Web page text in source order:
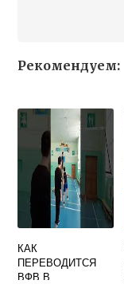
Рекомендуем:
КАК
ПЕРЕВОДИТСЯ
ВФВ В